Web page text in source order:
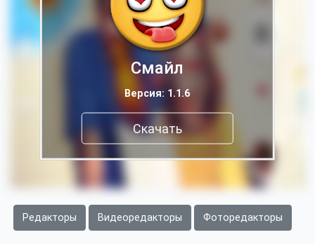
Смайл
Версия: 1.1.6
Скачать
Редакторы Видеоредакторы Фоторедакторы